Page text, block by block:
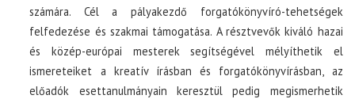
számára. Cél a pályakezdő forgatókönyvíró-tehetségek
felfedezése és szakmai támogatása. A résztvevők kiváló hazai
és közép-európai mesterek segítségével mélyíthetik el
ismereteiket a kreatív írásban és forgatókönyvírásban, az
előadók esettanulmányain keresztül pedig megismerhetik